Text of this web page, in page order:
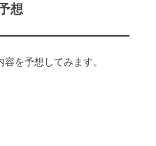
想
を予想してみます。